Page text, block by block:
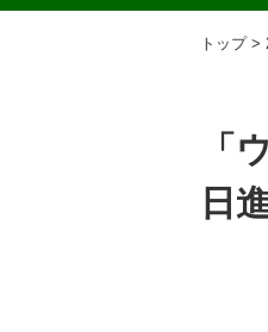
トップ
「
日